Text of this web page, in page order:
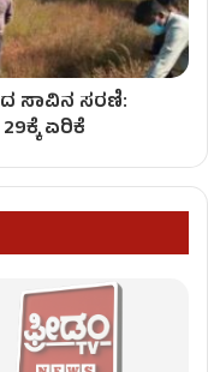
ಸಾವಿನ ಸರಣಿ:
ಏರಿಕೆ